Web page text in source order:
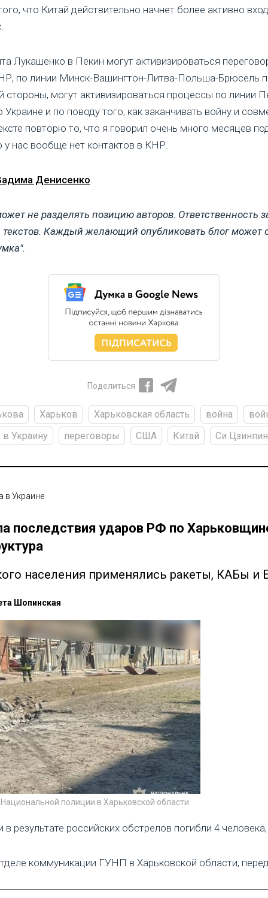
что Китай действительно начнет более активно
Лукашенко в Пекин могут активизироваться
по линии Минск-Вашингтон-Литва-Польша-Брюсель
стороны, могут активизироваться процессы по линии
и по поводу того, как заканчивать войну и
повторю то, что я говорил очень много месяцев
у нас вообще нет контактов в КНР.
Денисенко
не разделять позицию авторов. Ответственность
текстов. Каждый желающий опубликовать блог может
Поделиться
Харьков Харьковская область война
Украину
переговоры США Китай Си Цзинпин
в Украине
последствия ударов РФ по
населения применялись ракеты, КАБы и
Шопинская
полиции в Харьковской области
результате российских обстрелов погибли 4
коммуникации ГУНП в Харьковской области,